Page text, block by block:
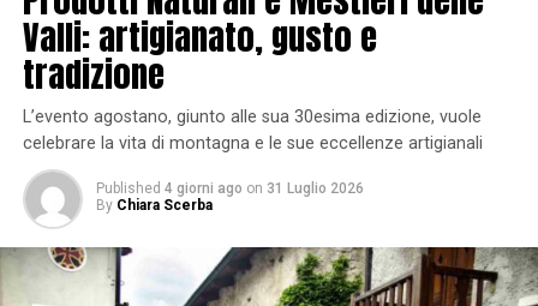
Valli: artigianato, gusto e
tradizione
L’evento agostano, giunto alle sua 30esima edizione, vuole
celebrare la vita di montagna e le sue eccellenze artigianali
Published 4 giorni ago on 31 Luglio 2026
By Chiara Scerba